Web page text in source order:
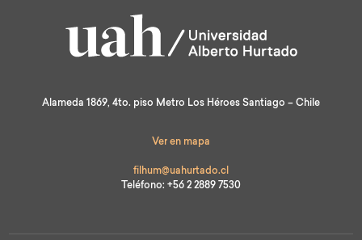
Alameda 1869, 4to. piso Metro Los Héroes Santiago – Chile
Ver en mapa
filhum@uahurtado.cl
Teléfono: +56 2 2889 7530